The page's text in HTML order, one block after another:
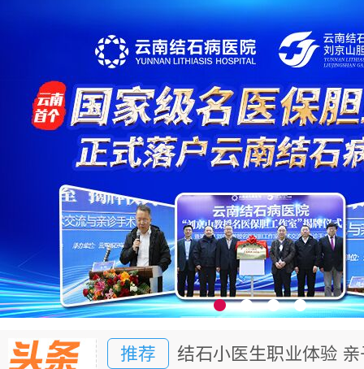
推荐 结石小医生职业体验
推荐 缅怀张宝善教授——将
推荐 结石小医生职业体验